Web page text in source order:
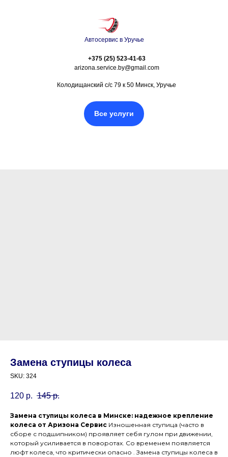
Автосервис в Уручье
+375 (25) 523-41-63
arizona.service.by@gmail.com
Колодищанский с/с 79 к 50 Минск, Уручье
Все услуги
Замена ступицы колеса
SKU: 324
120 р. 145 р.
Замена ступицы колеса в Минске: надежное крепление
колеса от Аризона Сервис Изношенная ступица (часто в
сборе с подшипником) проявляет себя гулом при движении,
который усиливается в поворотах. Со временем появляется
люфт колеса, что критически опасно . Замена ступицы колеса в